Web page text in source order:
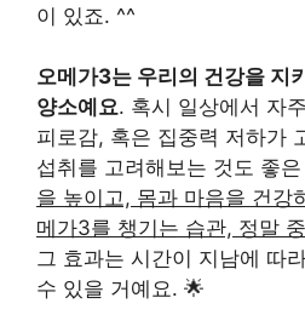
이 있죠. ^^
오메가3는 우리의 건강을 지
양소예요. 혹시 일상에서 자
피로감, 혹은 집중력 저하가
섭취를 고려해보는 것도 좋
을 높이고, 몸과 마음을 건강
메가3를 챙기는 습관, 정말
그 효과는 시간이 지남에 따
수 있을 거예요. 🌟